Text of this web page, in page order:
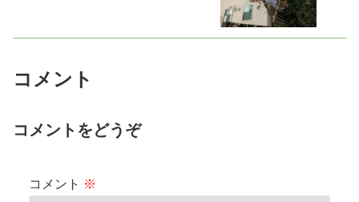
コメント
コメントをどうぞ
コメント ※